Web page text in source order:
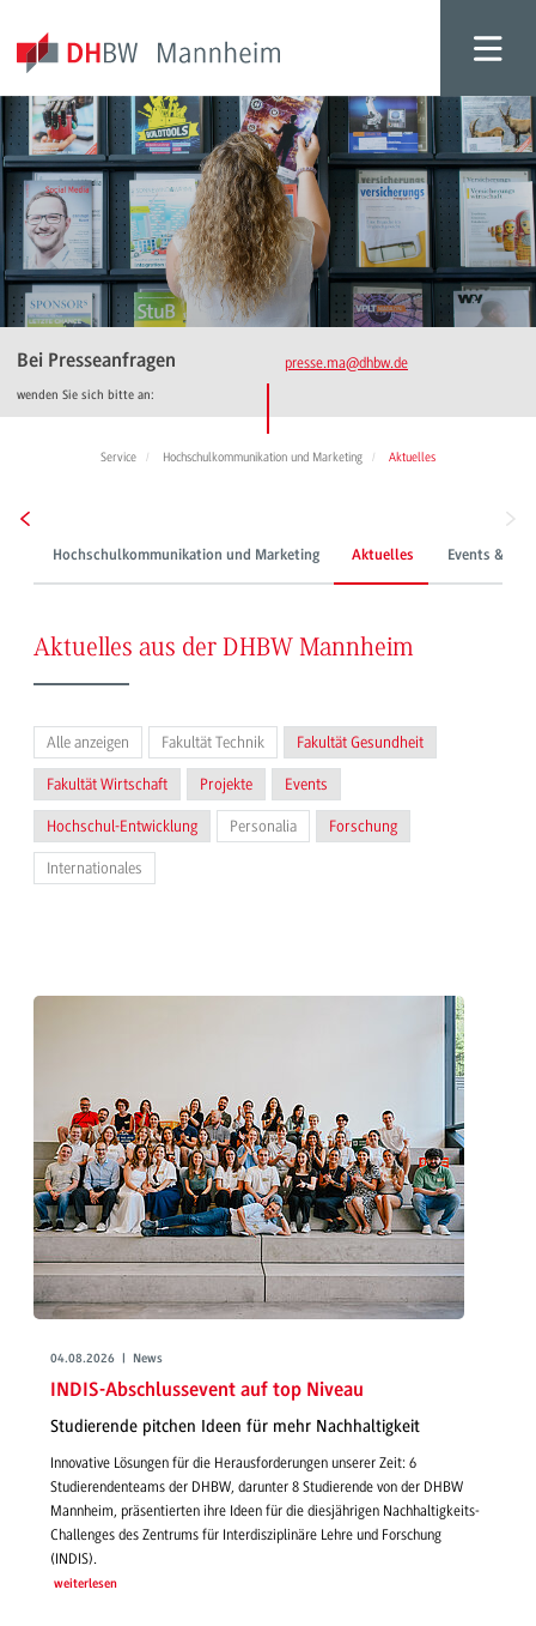
Bei Presseanfragen
wenden Sie sich bitte an:
presse.ma@dhbw.de
Service Hochschulkommunikation und Marketing Aktuelles
Hochschulkommunikation und Marketing Aktuelles Events &
Aktuelles aus der DHBW Mannheim
Alle anzeigen Fakultät Technik Fakultät Gesundheit
Fakultät Wirtschaft Projekte Events
Hochschul-Entwicklung Personalia Forschung
Internationales
04.08.2026 | News
INDIS-Abschlussevent auf top Niveau
Studierende pitchen Ideen für mehr Nachhaltigkeit
Innovative Lösungen für die Herausforderungen unserer Zeit: 6
Studierendenteams der DHBW, darunter 8 Studierende von der DHBW
Mannheim, präsentierten ihre Ideen für die diesjährigen Nachhaltigkeits-
Challenges des Zentrums für Interdisziplinäre Lehre und Forschung
(INDIS).
weiterlesen